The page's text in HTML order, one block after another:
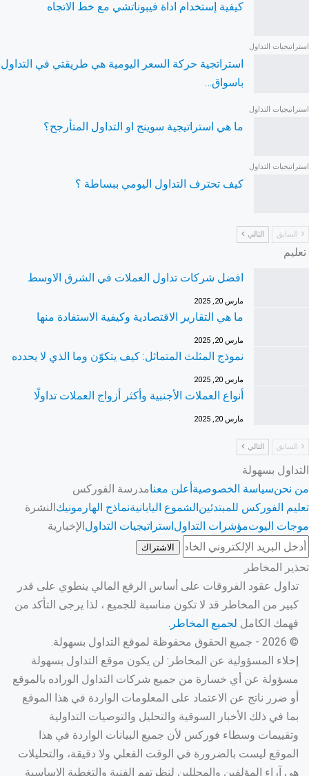
كيفية إستخدام اداة فيبوناتشي مع خط الاتجاه
استراتيجيات التداول
استراتجية حركة السعر اليومية هي طريقتي في التداول
باسواق…
استراتيجيات التداول
ما هي استراتيجية سوينج او التداول المتأرجح؟
استراتيجيات التداول
كيف تحترف التداول اليومي ببساطة ؟
السابق التالي
تعليم
افضل شركات تداول العملات في الشرق الاوسط
مارس 20, 2025
ما هي التقارير الاقتصادية وكيفية الاستفادة منها
مارس 20, 2025
نموذج المثلث المتماثل: كيف يتكوّن وما الذي لا يحدده
مارس 20, 2025
أنواع العملات الأجنبية وأكثر أزواج العملات تداولًا
مارس 20, 2025
السابق التالي
التداول بسهولة
من نحنسياسة الخصوصيةأعلن معنامدرسة الفوركس
تعليم الفوركس للمبتدئينالشموع اليابانيةنماذج الهارمونيك
موجات اليوتمؤشرات التداولاستراتيجيات التداول
النشرة
الإخبارية
الاشتراك
تحذير المخاطر
تداول عقود الفروقات على أساس الرفع المالي ينطوي على قدر
كبير من المخاطر قد لا تكون مناسبة للجميع ، لذا يرجى التأكد من
فهمك الكامل لجميع المخاطر.
© 2026 - جميع الحقوق محفوظة لموقع التداول بسهولة.
إخلاء المسؤولية عن المخاطر: لن يكون موقع التداول بسهولة
مسؤولة عن أي خسارة من جميع شركات التداول الوراده بالموقع
أو ضرر ناتج عن الاعتماد على المعلومات الواردة في هذا الموقع
بما في ذلك الأخبار السوقية والتحليل والتوصيات التداولية
وتقييمات وسطاء فوركس لأن جميع البيانات الواردة في هذا
الموقع ليست بالضرورة في الوقت الفعلي ولا دقيقة، والتحليلات
هي آراء المؤلفين والمحللين لنظرتهم الفنية والتغطية الاساسية